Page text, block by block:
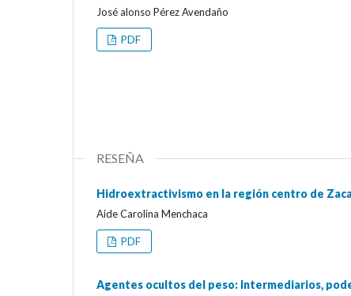
José alonso Pérez Avendaño
PDF
RESEÑA
Hidroextractivismo en la región centro de
Aide Carolina Menchaca
PDF
Agentes ocultos del peso: Intermediarios,